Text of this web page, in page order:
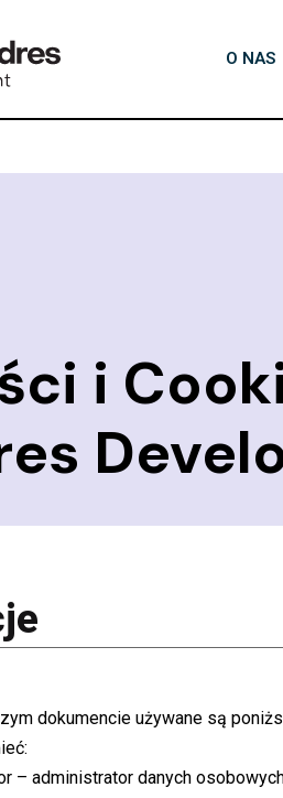
O NAS
i
dokumencie używane są
– administrator danych